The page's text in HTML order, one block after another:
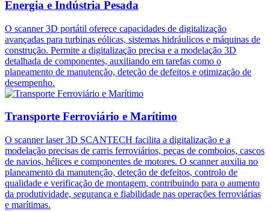
Energia e Indústria Pesada
O scanner 3D portátil oferece capacidades de digitalização
avançadas para turbinas eólicas, sistemas hidráulicos e máquinas de
construção. Permite a digitalização precisa e a modelação 3D
detalhada de componentes, auxiliando em tarefas como o
planeamento de manutenção, deteção de defeitos e otimização de
desempenho.
Transporte Ferroviário e Marítimo
O scanner laser 3D SCANTECH facilita a digitalização e a
modelação precisas de carris ferroviários, peças de comboios, cascos
de navios, hélices e componentes de motores. O scanner auxilia no
planeamento da manutenção, deteção de defeitos, controlo de
qualidade e verificação de montagem, contribuindo para o aumento
da produtividade, segurança e fiabilidade nas operações ferroviárias
e marítimas.